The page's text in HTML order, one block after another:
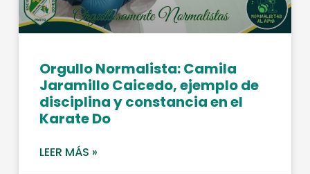
Orgullo Normalista: Camila
Jaramillo Caicedo, ejemplo de
disciplina y constancia en el
Karate Do
LEER MÁS »